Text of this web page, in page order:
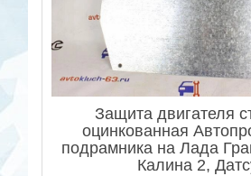
Защита двигателя
оцинкованная
подрамника на Лада
Калина 2,